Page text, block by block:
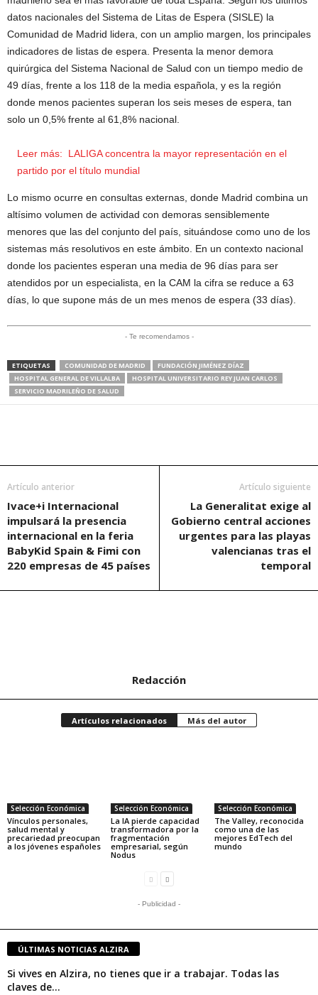
datos nacionales del Sistema de Litas de Espera (SISLE) la
Comunidad de Madrid lidera, con un amplio margen, los principales
indicadores de listas de espera. Presenta la menor demora
quirúrgica del Sistema Nacional de Salud con un tiempo medio de
49 días, frente a los 118 de la media española, y es la región
donde menos pacientes superan los seis meses de espera, tan
solo un 0,5% frente al 61,8% nacional.
Leer más:
LALIGA concentra la mayor representación en el
partido por el título mundial
Lo mismo ocurre en consultas externas, donde Madrid combina un
altísimo volumen de actividad con demoras sensiblemente
menores que las del conjunto del país, situándose como uno de los
sistemas más resolutivos en este ámbito. En un contexto nacional
donde los pacientes esperan una media de 96 días para ser
atendidos por un especialista, en la CAM la cifra se reduce a 63
días, lo que supone más de un mes menos de espera (33 días).
- Te recomendamos -
ETIQUETAS COMUNIDAD DE MADRID
FUNDACIÓN JIMÉNEZ DÍAZ
HOSPITAL GENERAL DE VILLALBA
HOSPITAL UNIVERSITARIO REY JUAN CARLOS
SERVICIO MADRILEÑO DE SALUD
Artículo anterior
Ivace+i Internacional
impulsará la presencia
internacional en la feria
BabyKid Spain & Fimi con
220 empresas de 45 países
Artículo siguiente
La Generalitat exige al
Gobierno central acciones
urgentes para las playas
valencianas tras el
temporal
Redacción
Artículos relacionados Más del autor
Selección Económica
Vínculos personales,
salud mental y
precariedad preocupan
a los jóvenes españoles
Selección Económica
La IA pierde capacidad
transformadora por la
fragmentación
empresarial, según
Nodus
Selección Económica
The Valley, reconocida
como una de las
mejores EdTech del
mundo
- Publicidad -
ÚLTIMAS NOTICIAS ALZIRA
Si vives en Alzira, no tienes que ir a trabajar. Todas las
claves de...